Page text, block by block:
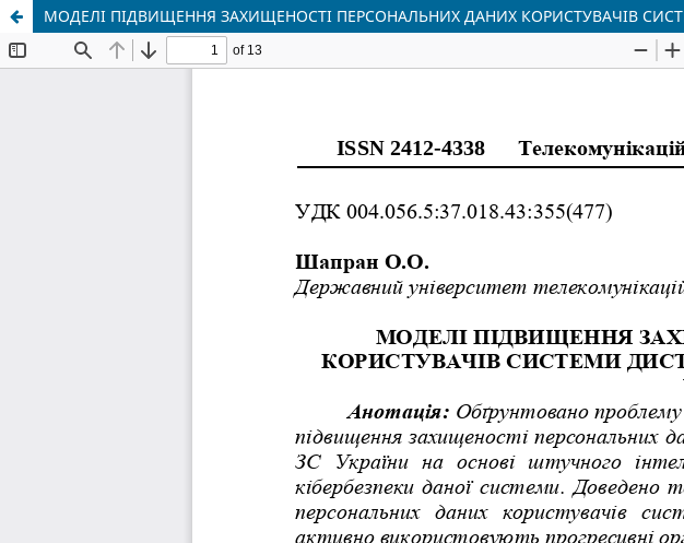
МОДЕЛІ ПІДВИЩЕННЯ ЗАХИЩЕНОСТІ ПЕРСОНАЛЬНИХ ДАНИХ КОРИСТУВАЧІВ